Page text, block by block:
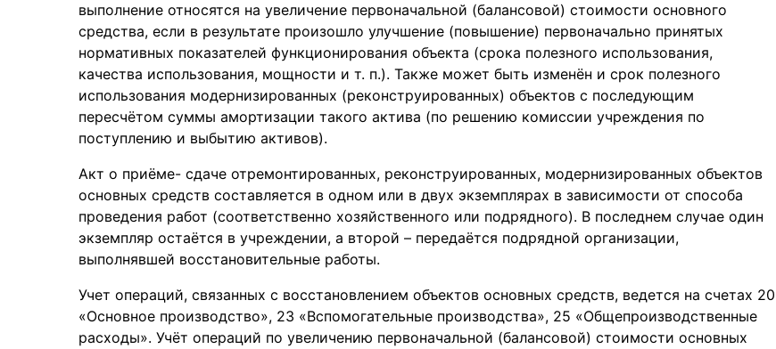
выполнение относятся на увеличение первоначальной (балансовой) стоимости основного
средства, если в результате произошло улучшение (повышение) первоначально принятых
нормативных показателей функционирования объекта (срока полезного использования,
качества использования, мощности и т. п.). Также может быть изменён и срок полезного
использования модернизированных (реконструированных) объектов с последующим
пересчётом суммы амортизации такого актива (по решению комиссии учреждения по
поступлению и выбытию активов).
Акт о приёме- сдаче отремонтированных, реконструированных, модернизированных объектов
основных средств составляется в одном или в двух экземплярах в зависимости от способа
проведения работ (соответственно хозяйственного или подрядного). В последнем случае один
экземпляр остаётся в учреждении, а второй – передаётся подрядной организации,
выполнявшей восстановительные работы.
Учет операций, связанных с восстановлением объектов основных средств, ведется на счетах 20
«Основное производство», 23 «Вспомогательные производства», 25 «Общепроизводственные
расходы». Учёт операций по увеличению первоначальной (балансовой) стоимости основных